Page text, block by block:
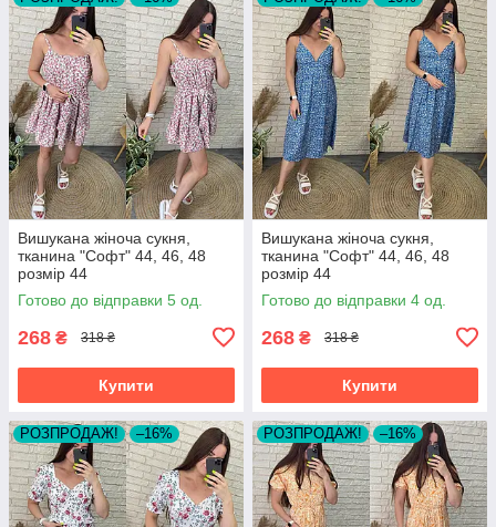
Вишукана жіноча сукня,
тканина "Софт" 44, 46, 48
розмір 44
Готово до відправки 5 од.
268 ₴ 318 ₴
Купити
Вишукана жіноча сукня,
тканина "Софт" 44, 46, 48
розмір 44
Готово до відправки 4 од.
268 ₴ 318 ₴
Купити
РОЗПРОДАЖ! –16% РОЗПРОДАЖ! –16%